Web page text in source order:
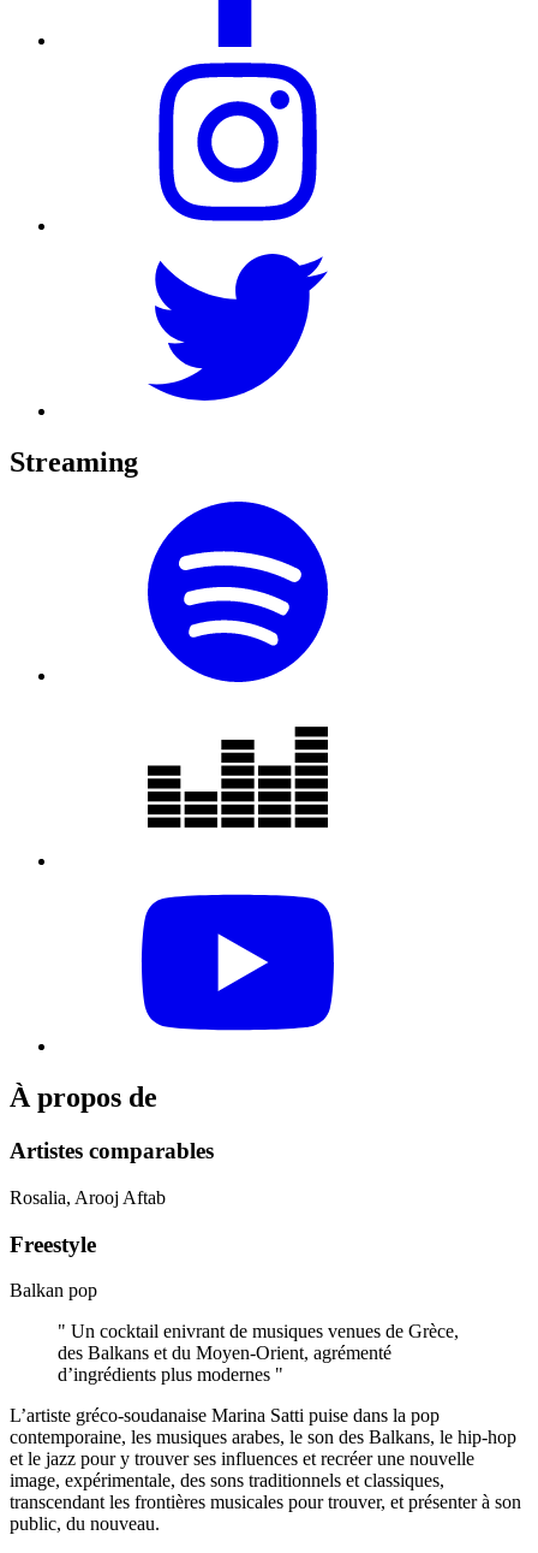
Streaming
À propos de
Artistes comparables
Rosalia, Arooj Aftab
Freestyle
Balkan pop
" Un cocktail enivrant de musiques venues de Grèce,
des Balkans et du Moyen-Orient, agrémenté
d’ingrédients plus modernes "
L’artiste gréco-soudanaise Marina Satti puise dans la pop
contemporaine, les musiques arabes, le son des Balkans, le hip-hop
et le jazz pour y trouver ses influences et recréer une nouvelle
image, expérimentale, des sons traditionnels et classiques,
transcendant les frontières musicales pour trouver, et présenter à son
public, du nouveau.